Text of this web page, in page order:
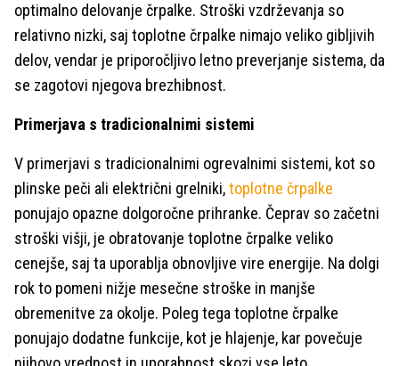
optimalno delovanje črpalke. Stroški vzdrževanja so
relativno nizki, saj toplotne črpalke nimajo veliko gibljivih
delov, vendar je priporočljivo letno preverjanje sistema, da
se zagotovi njegova brezhibnost.
Primerjava s tradicionalnimi sistemi
V primerjavi s tradicionalnimi ogrevalnimi sistemi, kot so
plinske peči ali električni grelniki,toplotne črpalke
ponujajo opazne dolgoročne prihranke. Čeprav so začetni
stroški višji, je obratovanje toplotne črpalke veliko
cenejše, saj ta uporablja obnovljive vire energije. Na dolgi
rok to pomeni nižje mesečne stroške in manjše
obremenitve za okolje. Poleg tega toplotne črpalke
ponujajo dodatne funkcije, kot je hlajenje, kar povečuje